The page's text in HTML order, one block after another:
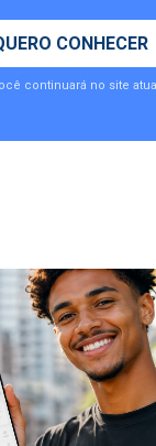
CONHECER
continuará no site